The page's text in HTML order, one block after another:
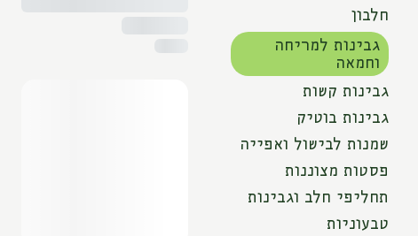
חלבון
גבינות למריחה
וחמאה
גבינות קשות
גבינות בוטיק
שמנות לבישול ואפייה
פסטות מצוננות
תחליפי חלב וגבינות
טבעוניות